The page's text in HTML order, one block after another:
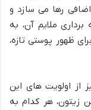
رها می سازد و
ملایم آن، به
ظهور پوستی تازه،
از اولویت های این
زیتون، هر کدام به